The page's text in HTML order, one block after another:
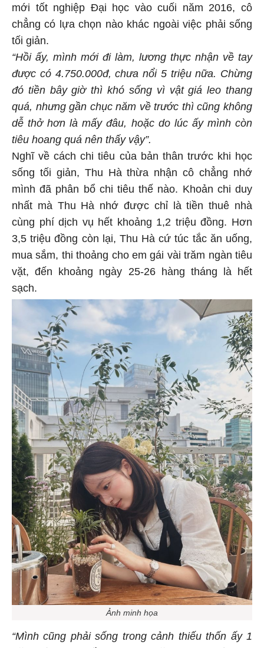
mới tốt nghiệp Đại học vào cuối năm 2016, cô
chẳng có lựa chọn nào khác ngoài việc phải sống
tối giản.
“Hồi ấy, mình mới đi làm, lương thực nhận về tay
được có 4.750.000đ, chưa nổi 5 triệu nữa. Chừng
đó tiền bây giờ thì khó sống vì vật giá leo thang
quá, nhưng gần chục năm về trước thì cũng không
dễ thở hơn là mấy đâu, hoặc do lúc ấy mình còn
tiêu hoang quá nên thấy vậy”.
Nghĩ về cách chi tiêu của bản thân trước khi học
sống tối giản, Thu Hà thừa nhận cô chẳng nhớ
mình đã phân bổ chi tiêu thế nào. Khoản chi duy
nhất mà Thu Hà nhớ được chỉ là tiền thuê nhà
cùng phí dịch vụ hết khoảng 1,2 triệu đồng. Hơn
3,5 triệu đồng còn lại, Thu Hà cứ túc tắc ăn uống,
mua sắm, thi thoảng cho em gái vài trăm ngàn tiêu
vặt, đến khoảng ngày 25-26 hàng tháng là hết
sạch.
Ảnh minh họa
“Mình cũng phải sống trong cảnh thiếu thốn ấy 1